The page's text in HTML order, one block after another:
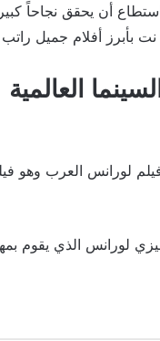
أن يحقق نجاحاً
بأبرز أفلام جميل راتب
العالمية
لورانس العرب وهو
لورانس الذي يقوم